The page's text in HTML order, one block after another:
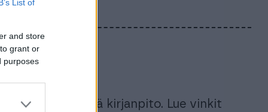
List of
and store
grant or
purposes
yrityksensä kirjanpito. Lue vinkit